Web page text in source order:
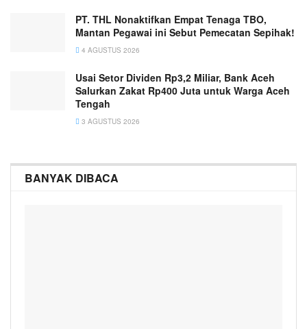
PT. THL Nonaktifkan Empat Tenaga TBO,
Mantan Pegawai ini Sebut Pemecatan Sepihak!
4 AGUSTUS 2026
Usai Setor Dividen Rp3,2 Miliar, Bank Aceh
Salurkan Zakat Rp400 Juta untuk Warga Aceh
Tengah
3 AGUSTUS 2026
BANYAK DIBACA